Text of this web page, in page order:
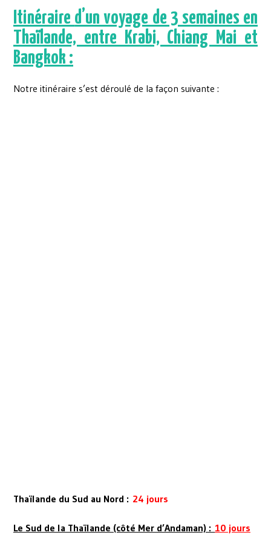
Itinéraire d’un voyage de 3 semaines en
Thaïlande, entre Krabi, Chiang Mai et
Bangkok :
Notre itinéraire s’est déroulé de la façon suivante :
Thaïlande du Sud au Nord : 24 jours
Le Sud de la Thaïlande (côté Mer d’Andaman) : 10 jours